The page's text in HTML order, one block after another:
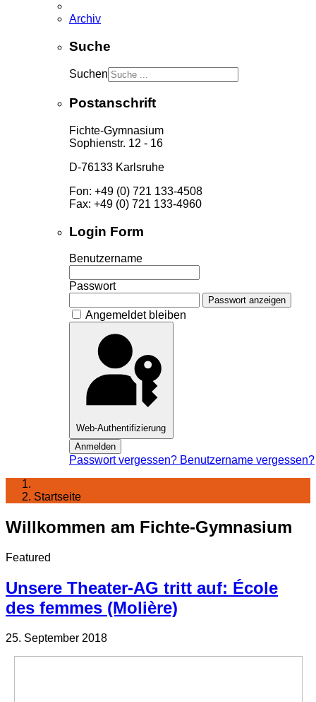
Archiv
Suche
Suchen
Postanschrift
Fichte-Gymnasium
Sophienstr. 12 - 16
D-76133 Karlsruhe
Fon: +49 (0) 721 133-4508
Fax: +49 (0) 721 133-4960
Login Form
Benutzername
Passwort
Passwort anzeigen
Angemeldet bleiben
Web-Authentifizierung
Anmelden
Passwort vergessen? Benutzername vergessen?
Startseite
Willkommen am Fichte-Gymnasium
Featured
Unsere Theater-AG tritt auf: École
des femmes (Molière)
25. September 2018